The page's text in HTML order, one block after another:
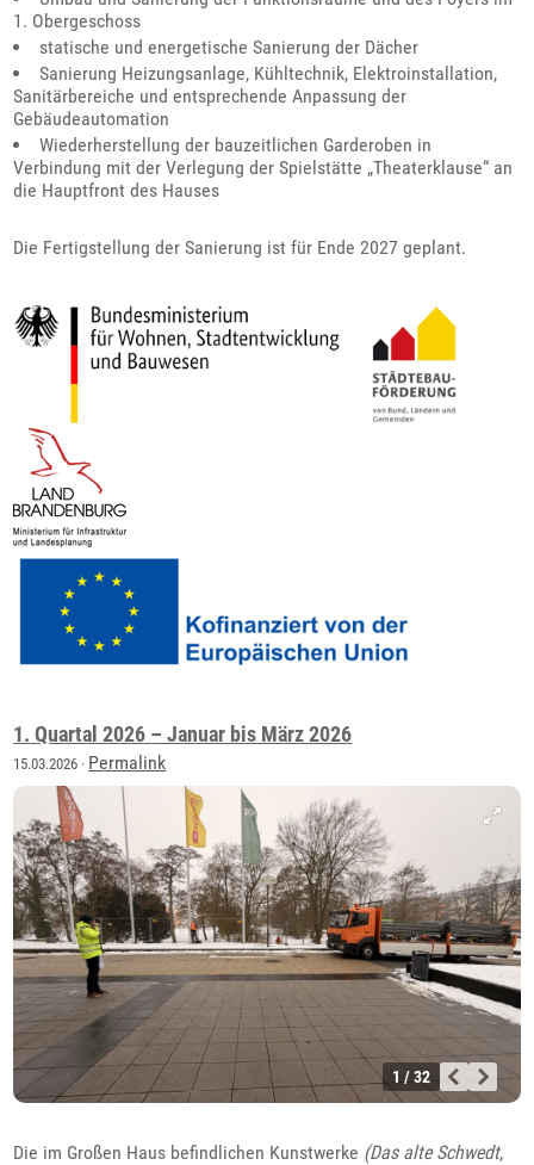
1. Obergeschoss
statische und energetische Sanierung der Dächer
Sanierung Heizungsanlage, Kühltechnik, Elektroinstallation,
Sanitärbereiche und entsprechende Anpassung der
Gebäudeautomation
Wiederherstellung der bauzeitlichen Garderoben in
Verbindung mit der Verlegung der Spielstätte „Theaterklause“ an
die Hauptfront des Hauses
Die Fertigstellung der Sanierung ist für Ende 2027 geplant.
1. Quartal 2026 – Januar bis März 2026
15.03.2026 · Permalink
1 / 32
Die im Großen Haus befindlichen Kunstwerke (Das alte Schwedt,